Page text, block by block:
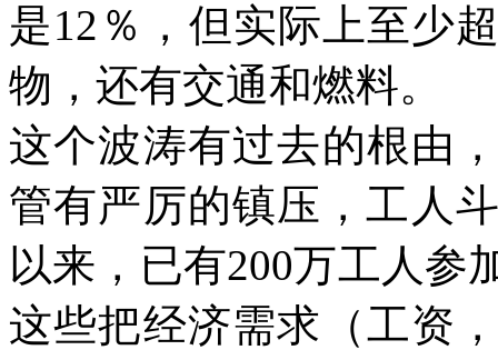
是12 ％，但实际上至少
物，还有交通和燃料。
这个波涛有过去的根由
管有严厉的镇压，工人
以来，已有200万工人参
这些把经济需求（工资